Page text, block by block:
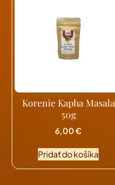
Korenie Kapha Masala
50g
6,00€
Pridať do košíka